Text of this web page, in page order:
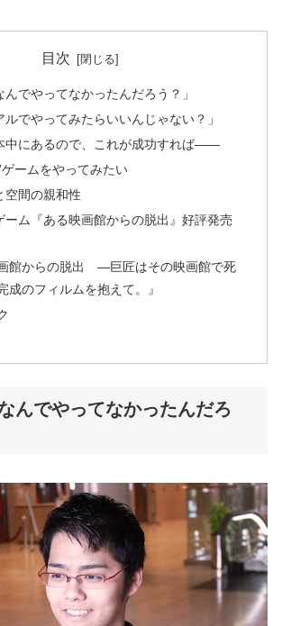
目次
んでやってなかったんだろう？」
ルでやってみたらいいんじゃない？」
中にあるので、これが成功すれば――
ゲームをやってみたい
空間の親和性
ーム『ある映画館からの脱出』好評発売
画館からの脱出 ―巨匠はその映画館で死
成のフィルムを抱えて。』
んでやってなかったんだろ